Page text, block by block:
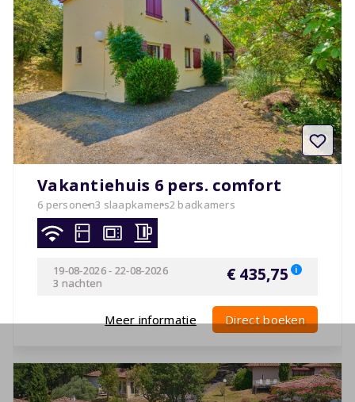
Vakantiehuis 6 pers. comfort
6 personen3 slaapkamers2 badkamers
19-08-2026- 22-08-2026
3 nachten
€ 435,75 i
Meer informatie Direct boeken